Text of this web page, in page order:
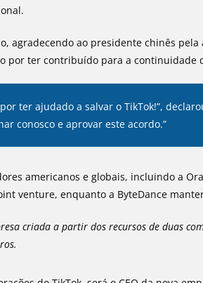
agradecendo ao presidente chinês
por ter contribuído para a continuidade
ter ajudado a salvar o TikTok!”,
conosco e aprovar este acordo.”
americanos e globais, incluindo a
venture, enquanto a ByteDance
criada a partir dos recursos de duas